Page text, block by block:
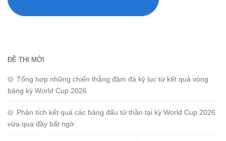
ĐỀ THI MỚI
Tổng hợp những chiến thắng đậm đà kỷ lục từ kết quả vòng
bảng kỳ World Cup 2026
Phân tích kết quả các bảng đấu tử thần tại kỳ World Cup 2026
vừa qua đầy bất ngờ